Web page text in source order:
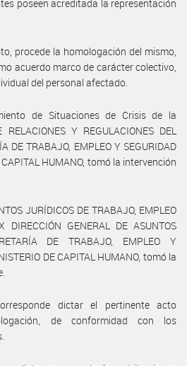
poseen acreditada la representación
procede la homologación del mismo,
acuerdo marco de carácter colectivo,
del personal afectado.
de Situaciones de Crisis de la
Y REGULACIONES DEL
DE TRABAJO, EMPLEO Y SEGURIDAD
CAPITAL HUMANO, tomó la intervención
JURÍDICOS DE TRABAJO, EMPLEO
DIRECCIÓN GENERAL DE ASUNTOS
DE TRABAJO, EMPLEO Y
DE CAPITAL HUMANO, tomó la
dictar el pertinente acto
de conformidad con los